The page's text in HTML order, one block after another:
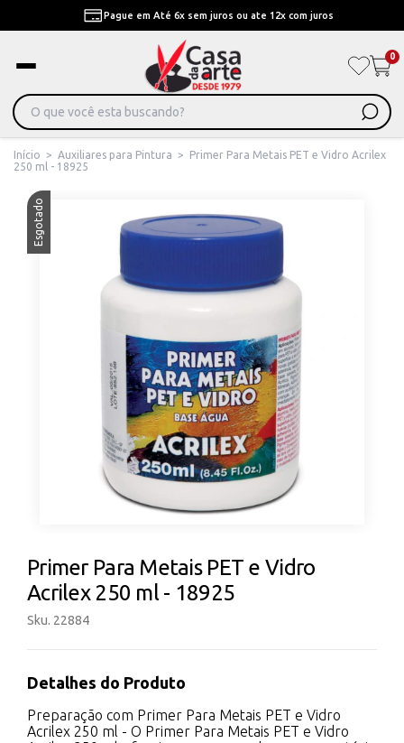
Pague em Até 6x sem juros ou ate 12x com juros
0
Início > Auxiliares para Pintura >
Primer Para Metais PET e Vidro Acrilex
250 ml - 18925
Esgotado
Primer Para Metais PET e Vidro
Acrilex 250 ml - 18925
Sku. 22884
Detalhes do Produto
Preparação com Primer Para Metais PET e Vidro
Acrilex 250 ml - O Primer Para Metais PET e Vidro